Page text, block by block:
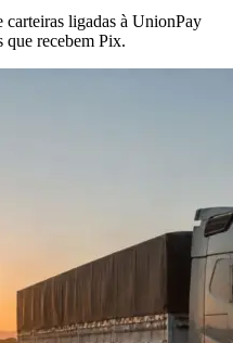
carteiras ligadas à UnionPay
que recebem Pix.